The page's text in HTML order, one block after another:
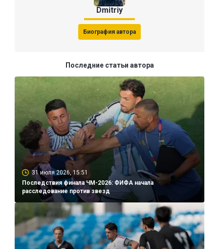
Dmitriy
Биография автора
Последние статьи автора
31 июля 2026, 15:51
Последствия финала ЧМ-2026: ФИФА начала
расследование против звезд